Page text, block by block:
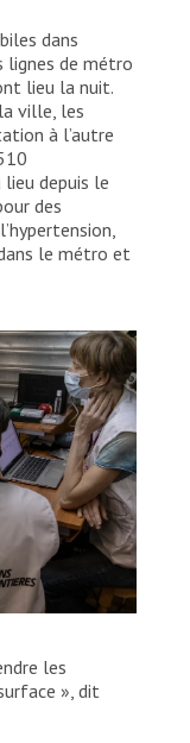
dans
lignes de métro
lieu la nuit.
ville, les
à l’autre
depuis le
des
le métro et
en
à Kharkiv,
les
», dit